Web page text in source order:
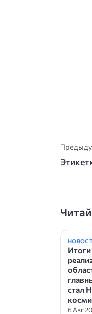
стал
6 Авг